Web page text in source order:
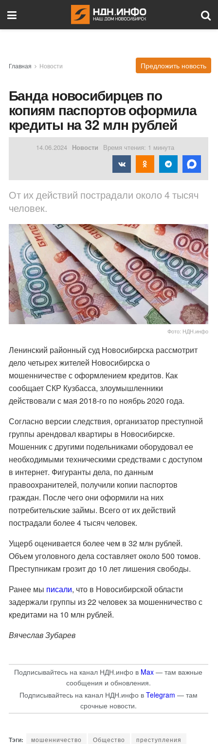
Главная Новости Предложить новость
Банда новосибирцев по
копиям паспортов оформила
кредиты на 32 млн рублей
14.06.2024 Новости Время чтения: 1 минута
От их действий пострадали около 4 тысяч
человек.
Фото: НДН.инфо
Ленинский районный суд Новосибирска рассмотрит
дело четырех жителей Новосибирска о
мошенничестве с оформлением кредитов. Как
сообщает СКР Кузбасса, злоумышленники
действовали с мая 2018-го по ноябрь 2020 года.
Согласно версии следствия, организатор преступной
группы арендовал квартиры в Новосибирске.
Мошенник с другими подельниками оборудовал ее
необходимыми техническими средствами с доступом
в интернет. Фигуранты дела, по данным
правоохранителей, получили копии паспортов
граждан. После чего они оформили на них
потребительские займы. Всего от их действий
пострадали более 4 тысяч человек.
Ущерб оценивается более чем в 32 млн рублей.
Объем уголовного дела составляет около 500 томов.
Преступникам грозит до 10 лет лишения свободы.
Ранее мы писали, что в Новосибирской области
задержали группы из 22 человек за мошенничество с
кредитами на 10 млн рублей.
Вячеслав Зубарев
Подписывайтесь на канал НДН.инфо в Max — там важные
сообщения и обновления.
Подписывайтесь на канал НДН.инфо в Telegram — там
срочные новости.
мошенничество Общество преступления